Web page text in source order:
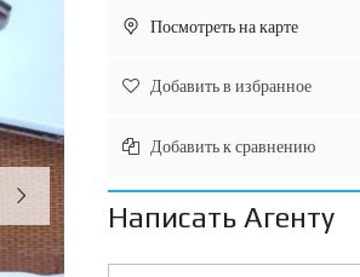
Посмотреть на карте
Добавить в избранное
Добавить к сравнению
Написать Агенту